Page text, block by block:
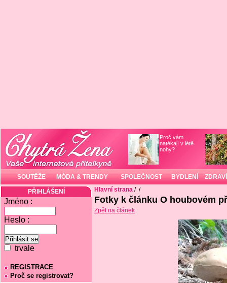
Proč vám
natékají v létě
nohy?
SOUTĚŽE MÓDA & TRENDY SPOLEČNOST BYDLENÍ ZDRAVÍ
PŘIHLÁŠENÍ
Jméno :
Heslo :
trvale
REGISTRACE
Proč se registrovat?
Hlavní strana / /
Fotky k článku O houbovém
Zpět na článek